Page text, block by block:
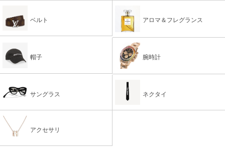
ベルト アロマ＆フレグランス
帽子 腕時計
サングラス ネクタイ
アクセサリ